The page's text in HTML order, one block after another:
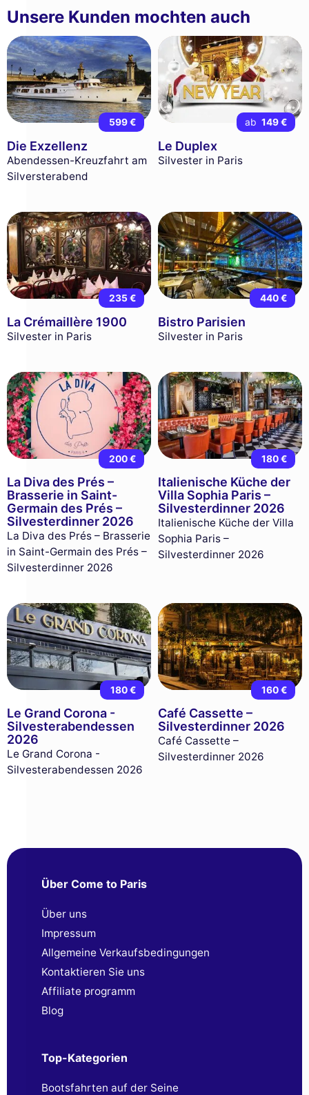
Unsere Kunden mochten auch
599 €
Die Exzellenz
Abendessen-Kreuzfahrt am
Silversterabend
ab 149 €
Le Duplex
Silvester in Paris
235 €
La Crémaillère 1900
Silvester in Paris
440 €
Bistro Parisien
Silvester in Paris
200 €
La Diva des Prés –
Brasserie in Saint-
Germain des Prés –
Silvesterdinner 2026
La Diva des Prés – Brasserie
in Saint-Germain des Prés –
Silvesterdinner 2026
180 €
Italienische Küche der
Villa Sophia Paris –
Silvesterdinner 2026
Italienische Küche der Villa
Sophia Paris –
Silvesterdinner 2026
180 €
Le Grand Corona -
Silvesterabendessen
2026
Le Grand Corona -
Silvesterabendessen 2026
160 €
Café Cassette –
Silvesterdinner 2026
Café Cassette –
Silvesterdinner 2026
Über Come to Paris
Über uns
Impressum
Allgemeine Verkaufsbedingungen
Kontaktieren Sie uns
Affiliate programm
Blog
Top-Kategorien
Bootsfahrten auf der Seine